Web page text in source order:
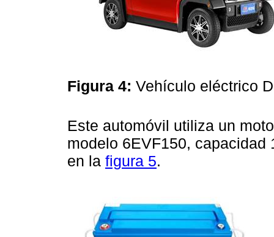
Figura 4: Vehículo eléctrico
Este automóvil utiliza un
modelo 6EVF150, capacidad
en la figura 5.